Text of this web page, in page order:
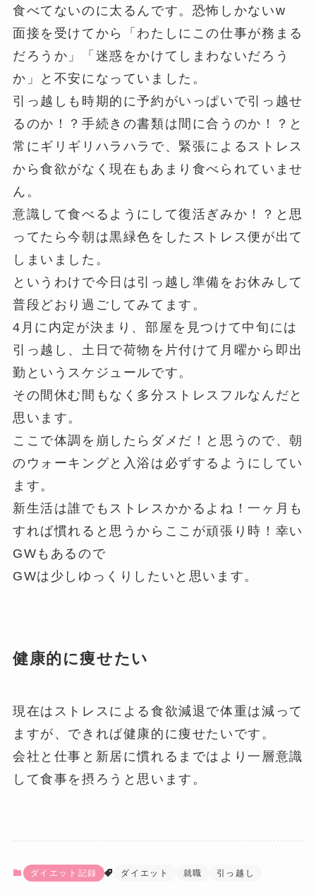
食べてないのに太るんです。恐怖しかないw
面接を受けてから「わたしにこの仕事が務まる
だろうか」「迷惑をかけてしまわないだろう
か」と不安になっていました。
引っ越しも時期的に予約がいっぱいで引っ越せ
るのか！？手続きの書類は間に合うのか！？と
常にギリギリハラハラで、緊張によるストレス
から食欲がなく現在もあまり食べられていませ
ん。
意識して食べるようにして復活ぎみか！？と思
ってたら今朝は黒緑色をしたストレス便が出て
しまいました。
というわけで今日は引っ越し準備をお休みして
普段どおり過ごしてみてます。
4月に内定が決まり、部屋を見つけて中旬には
引っ越し、土日で荷物を片付けて月曜から即出
勤というスケジュールです。
その間休む間もなく多分ストレスフルなんだと
思います。
ここで体調を崩したらダメだ！と思うので、朝
のウォーキングと入浴は必ずするようにしてい
ます。
新生活は誰でもストレスかかるよね！一ヶ月も
すれば慣れると思うからここが頑張り時！幸い
GWもあるので
GWは少しゆっくりしたいと思います。
健康的に痩せたい
現在はストレスによる食欲減退で体重は減って
ますが、できれば健康的に痩せたいです。
会社と仕事と新居に慣れるまではより一層意識
して食事を摂ろうと思います。
ダイエット記録 ダイエット 就職 引っ越し